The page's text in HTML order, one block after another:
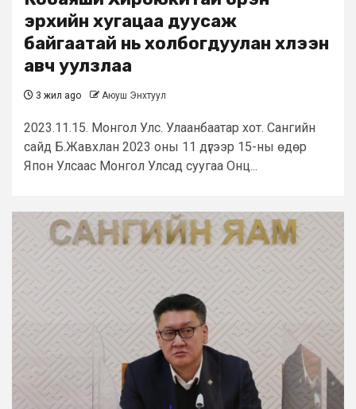
эрхийн хугацаа дуусаж
байгаатай нь холбогдуулан хүлээн
авч уулзлаа
3 жил ago Аюуш Энхтуул
2023.11.15. Монгол Улс. Улаанбаатар хот. Сангийн
сайд Б.Жавхлан 2023 оны 11 дүгээр 15-ны өдөр
Япон Улсаас Монгол Улсад суугаа Онц...